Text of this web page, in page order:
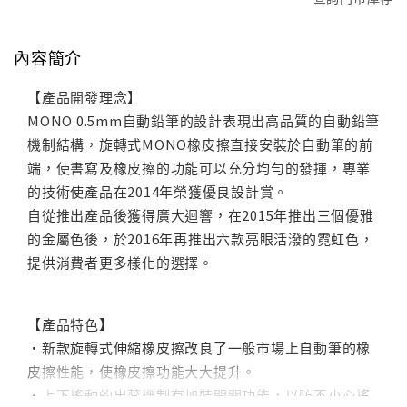
內容簡介
【產品開發理念】
MONO 0.5mm自動鉛筆的設計表現出高品質的自動鉛筆
機制結構，旋轉式MONO橡皮擦直接安裝於自動筆的前
端，使書寫及橡皮擦的功能可以充分均勻的發揮，專業
的技術使產品在2014年榮獲優良設計賞。
自從推出產品後獲得廣大迴響，在2015年推出三個優雅
的金屬色後，於2016年再推出六款亮眼活潑的霓虹色，
提供消費者更多樣化的選擇。
【產品特色】
・新款旋轉式伸縮橡皮擦改良了一般市場上自動筆的橡
皮擦性能，使橡皮擦功能大大提升。
・上下搖動的出蕊機制有加裝開關功能，以防不小心搖